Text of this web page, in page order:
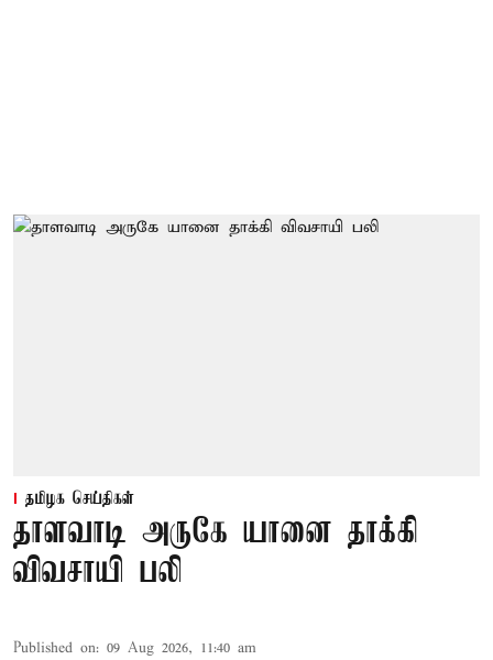
தமிழக செய்திகள்
தாளவாடி அருகே யானை தாக்கி
விவசாயி பலி
Published on: 09 Aug 2026, 11:40 am